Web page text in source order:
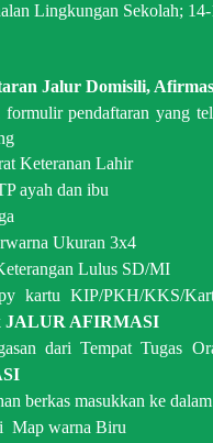
Lingkungan Sekolah;
Jalur Domisili,
formulir pendaftaran yang
Keteranan Lahir
ayah dan ibu
Ukuran 3x4
Lulus SD/MI
kartu KIP/PKH/KKS/
JALUR AFIRMASI
dari Tempat Tugas
berkas masukkan ke
warna Biru